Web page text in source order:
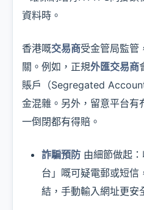
資料時。
香港嘅交易商受金管局監管
關。例如，正規外匯交易商
賬戶（Segregated
金混雜。另外，留意平台有
一倒閉都有得賠。
詐騙預防 由細節做起
台」嘅可疑電郵或短信
結，手動輸入網址更安